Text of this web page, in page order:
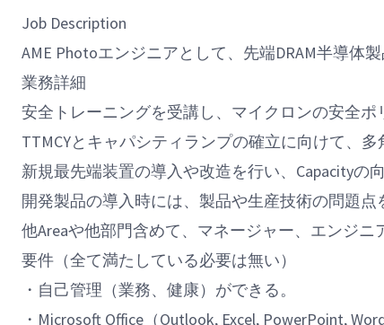
Job Description
AME Photoエンジニアとして、先端DRAM半導体
業務詳細
安全トレーニングを受講し、マイクロンの安全ポ
TTMCYとキャパシティランプの確立に向けて、
新規最先端装置の導入や改造を行い、Capacityの
開発製品の導入時には、製品や生産技術の問題
他Areaや他部門含めて、マネージャー、エンジ
要件（全て満たしている必要は無い）
・自己管理（業務、健康）ができる。
・Microsoft Office（Outlook, Excel, PowerPoint,